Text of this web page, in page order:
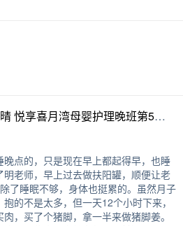
2023年12月15日 星期五 晴 悦享喜月湾母婴护理晚班第5天 （扶阳罐第11次）
点的，只是现在早上都起得早，也睡
老师，早上过去做扶阳罐，顺便让老
了睡眠不够，身体也挺累的。虽然月子
的不是太多，但一天12个小时下来，
，买了个猪脚，拿一半来做猪脚姜。